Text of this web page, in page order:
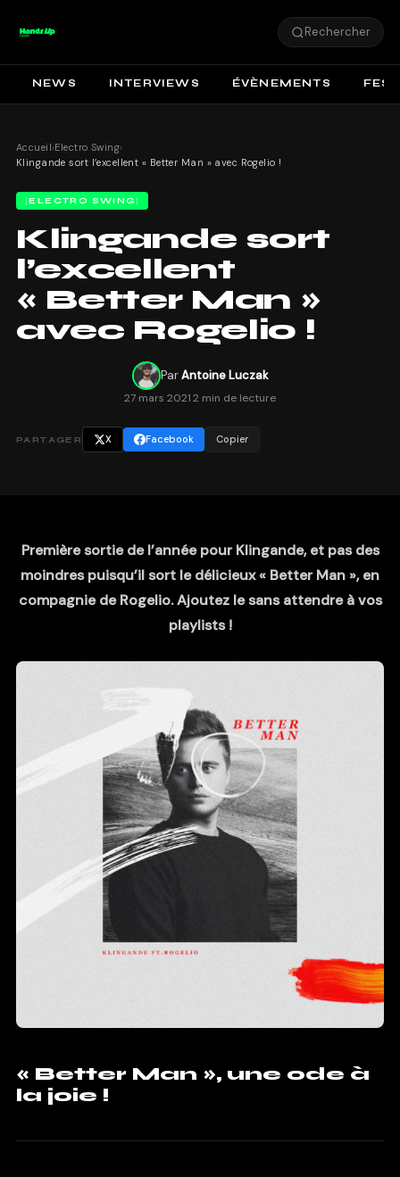
Rechercher
NEWS INTERVIEWS ÉVÈNEMENTS
Accueil›Electro Swing›
Klingande sort l’excellent « Better Man » avec Rogelio !
ELECTRO SWING
Klingande sort
l’excellent
« Better Man »
avec Rogelio !
ParAntoine Luczak
27 mars 20212 min de lecture
PARTAGER X Facebook Copier
Première sortie de l’année pour Klingande, et pas des
moindres puisqu’il sort le délicieux « Better Man », en
compagnie de Rogelio. Ajoutez le sans attendre à vos
playlists !
« Better Man », une ode à
la joie !